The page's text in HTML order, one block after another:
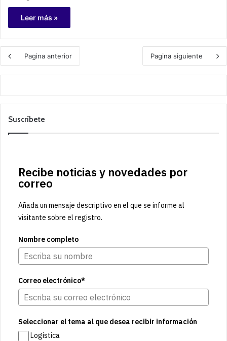
Leer más »
Pagina anterior Pagina siguiente
Suscríbete
Recibe noticias y novedades por
correo
Añada un mensaje descriptivo en el que se informe al
visitante sobre el registro.
Nombre completo
Correo electrónico*
Seleccionar el tema al que desea recibir información
Logística